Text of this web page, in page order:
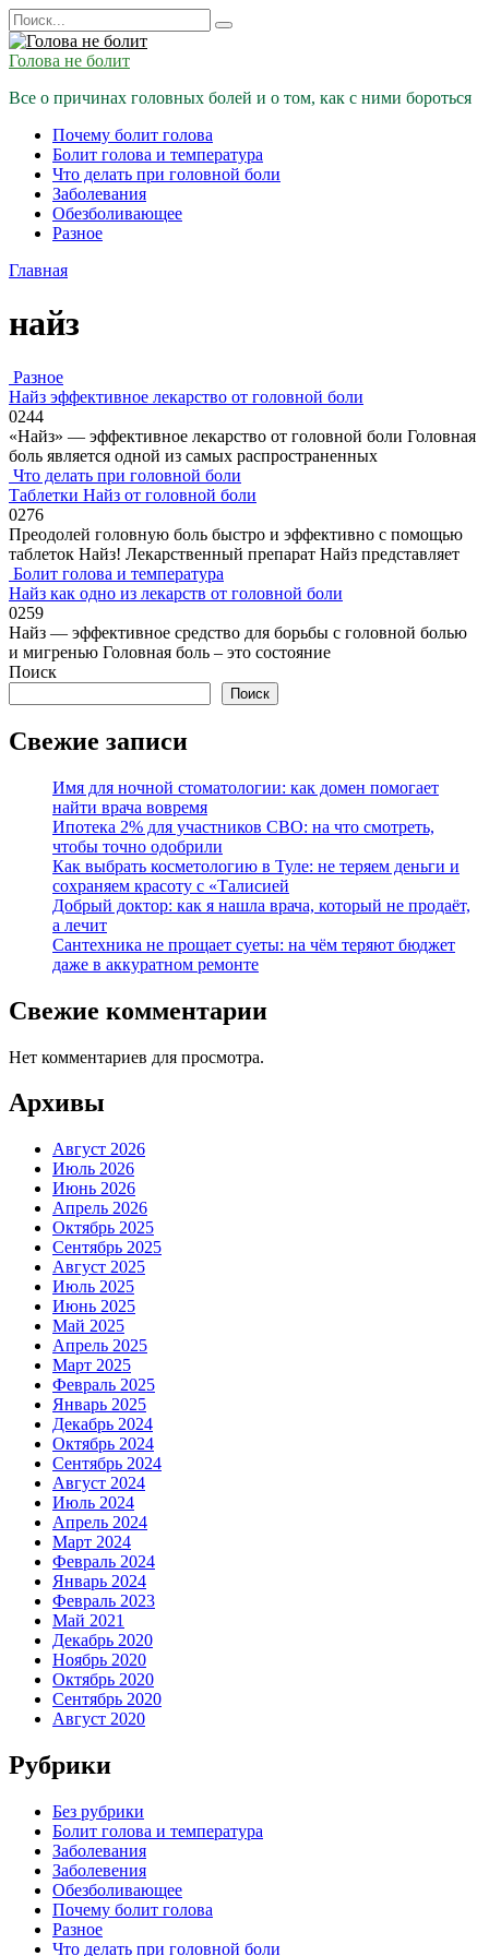
Перейти
к
содержанию
Search
for:
Голова не болит
Все о причинах головных болей и о том, как с ними бороться
Почему болит голова
Болит голова и температура
Что делать при головной боли
Заболевания
Обезболивающее
Разное
Главная
найз
Разное
Найз эффективное лекарство от головной боли
0244
«Найз» — эффективное лекарство от головной боли Головная
боль является одной из самых распространенных
Что делать при головной боли
Таблетки Найз от головной боли
0276
Преодолей головную боль быстро и эффективно с помощью
таблеток Найз! Лекарственный препарат Найз представляет
Болит голова и температура
Найз как одно из лекарств от головной боли
0259
Найз — эффективное средство для борьбы с головной болью
и мигренью Головная боль – это состояние
Поиск
Поиск
Свежие записи
Имя для ночной стоматологии: как домен помогает
найти врача вовремя
Ипотека 2% для участников СВО: на что смотреть,
чтобы точно одобрили
Как выбрать косметологию в Туле: не теряем деньги и
сохраняем красоту с «Талисией
Добрый доктор: как я нашла врача, который не продаёт,
а лечит
Сантехника не прощает суеты: на чём теряют бюджет
даже в аккуратном ремонте
Свежие комментарии
Нет комментариев для просмотра.
Архивы
Август 2026
Июль 2026
Июнь 2026
Апрель 2026
Октябрь 2025
Сентябрь 2025
Август 2025
Июль 2025
Июнь 2025
Май 2025
Апрель 2025
Март 2025
Февраль 2025
Январь 2025
Декабрь 2024
Октябрь 2024
Сентябрь 2024
Август 2024
Июль 2024
Апрель 2024
Март 2024
Февраль 2024
Январь 2024
Февраль 2023
Май 2021
Декабрь 2020
Ноябрь 2020
Октябрь 2020
Сентябрь 2020
Август 2020
Рубрики
Без рубрики
Болит голова и температура
Заболевания
Заболевения
Обезболивающее
Почему болит голова
Разное
Что делать при головной боли